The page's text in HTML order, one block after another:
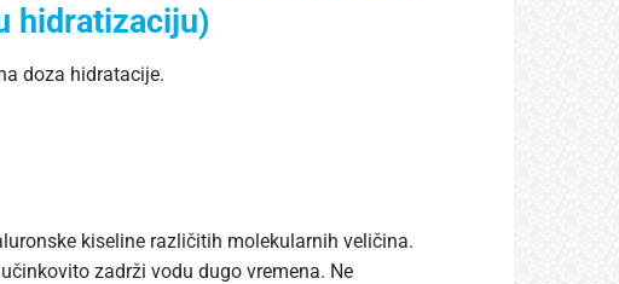
hidratizaciju)
doza hidratacije.
kiseline različitih molekularnih veličina.
zadrži vodu dugo vremena. Ne